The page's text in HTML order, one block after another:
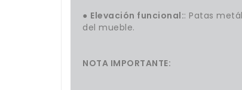
● Elevación funcional:: Patas
del mueble.
NOTA IMPORTANTE: